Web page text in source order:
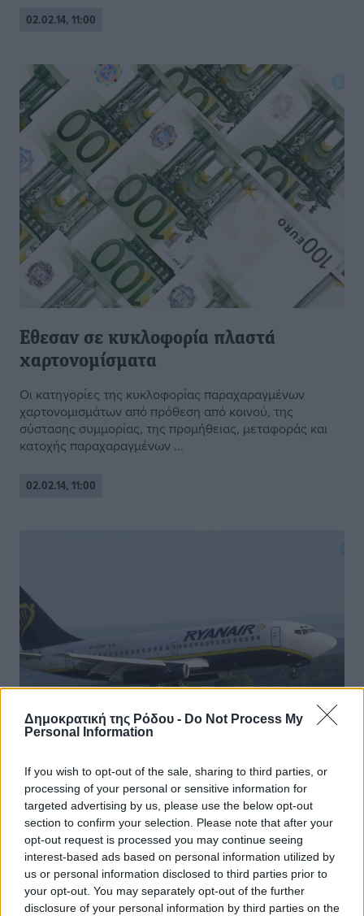
Δημοκρατική της Ρόδου - Do Not Process My
Personal Information
If you wish to opt-out of the sale, sharing to third parties, or
processing of your personal or sensitive information for
targeted advertising by us, please use the below opt-out
section to confirm your selection. Please note that after your
opt-out request is processed you may continue seeing
interest-based ads based on personal information utilized by
us or personal information disclosed to third parties prior to
your opt-out. You may separately opt-out of the further
disclosure of your personal information by third parties on the
02.02.14, 11:00
Εθεσαν σε κυκλοφορία πλαστά
χαρτονομίσματα
Οι κατηγορίες της κυκλοφορίας παραχαραγμένων
χαρτονομισμάτων από πρόθεση από κοινού, της
σύστασης συμμορίας, της προμήθειας, μεταφοράς και
κατοχής παραχαραγμένων ...
02.02.14, 11:00
Τι συνέβη πραγματικά στις ελληνικές
πόλεις που πήγε η Ryanair
Πρόσφατα μάθαμε για τις νέες πτήσεις τις Ryanair και
την εμφάνισή της σε πολλά ελληνικά αεροδρόμια. Οι
πτήσεις διαφημίζονται ως low cost και η είδηση
ενθουσίασε πολλούς ...